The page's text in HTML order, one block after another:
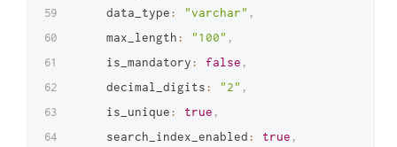
    data_type
: "varchar" ,
    max_length
: "100" ,
    is_mandatory
: false ,
    decimal_digits
: "2" ,
    is_unique
: true ,
    search_index_enabled
: true ,